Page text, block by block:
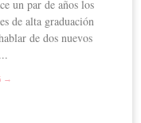
un par de años los
de alta graduación
de dos nuevos
→